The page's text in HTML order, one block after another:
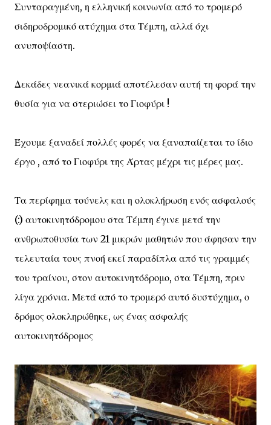
Συνταραγμένη, η ελληνική κοινωνία από το τρομερό
σιδηροδρομικό ατύχημα στα Τέμπη, αλλά όχι
ανυποψίαστη.
Δεκάδες νεανικά κορμιά αποτέλεσαν αυτή τη φορά την
θυσία για να στεριώσει το Γιοφύρι !
Έχουμε ξαναδεί πολλές φορές να ξαναπαίζεται το ίδιο
έργο , από το Γιοφύρι της Άρτας μέχρι τις μέρες μας.
Τα περίφημα τούνελς και η ολοκλήρωση ενός ασφαλούς
(:) αυτοκινητόδρομου στα Τέμπη έγινε μετά την
ανθρωποθυσία των 21 μικρών μαθητών που άφησαν την
τελευταία τους πνοή εκεί παραδίπλα από τις γραμμές
του τραίνου, στον αυτοκινητόδρομο, στα Τέμπη, πριν
λίγα χρόνια. Μετά από το τρομερό αυτό δυστύχημα, ο
δρόμος ολοκληρώθηκε, ως ένας ασφαλής
αυτοκινητόδρομος